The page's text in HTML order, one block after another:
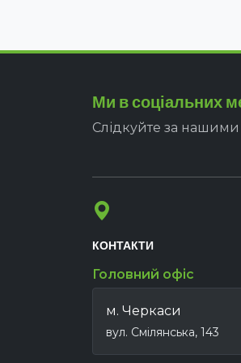
Ми в соціальних
Слідкуйте за
КОНТАКТИ
Головний офіс
м. Черкаси
вул. Смілянська, 143